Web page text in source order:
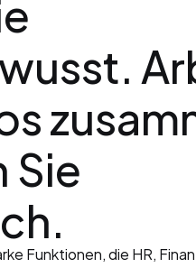
Sie
Funktionen, die HR,